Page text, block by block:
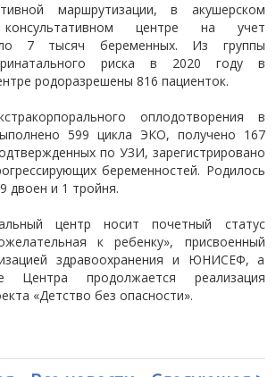
маршрутизации, в акушерском
консультативном центре на учет
7 тысяч беременных. Из группы
риска в 2020 году в
родоразрешены 816 пациенток.
оплодотворения в
599 цикла ЭКО, получено 167
по УЗИ, зарегистрировано
беременностей. Родилось
двоен и 1 тройня.
центр носит почетный статус
к ребенку», присвоенный
здравоохранения и ЮНИСЕФ, а
продолжается реализация
«Детство без опасности».